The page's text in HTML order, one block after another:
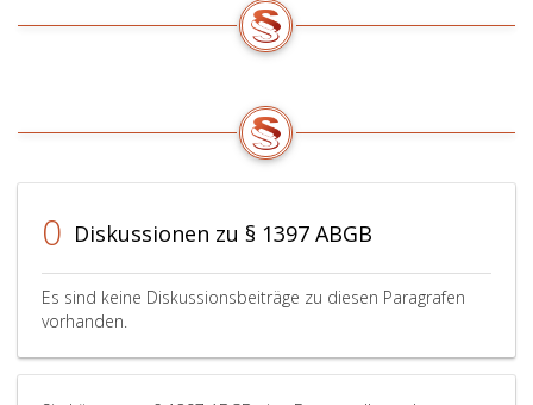
0 Diskussionen zu § 1397 ABGB
Es sind keine Diskussionsbeiträge zu diesen Paragrafen
vorhanden.